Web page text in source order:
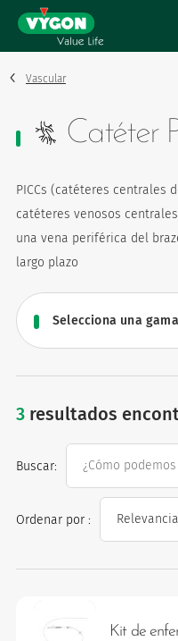
Panel de gestión de cookies
contenido
principal
Vascular
Catéter
PICCs (catéteres centrales
catéteres venosos
una vena periférica del
largo plazo
3resultados
Ordenar por :
Buscar:
Kit de